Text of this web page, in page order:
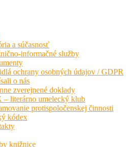
a súčasnosť
informačné služby
ochrany osobných údajov / GDPR
o nás
zverejnené doklady
– literárno umelecký klub
protispoločenskej činnosti
kódex
knižnice